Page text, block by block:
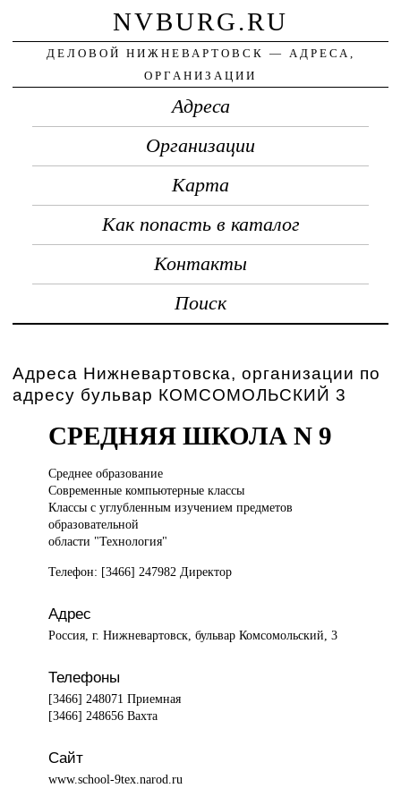
NVBURG.RU
ДЕЛОВОЙ НИЖНЕВАРТОВСК — АДРЕСА,
ОРГАНИЗАЦИИ
Адреса
Организации
Карта
Как попасть в каталог
Контакты
Поиск
Адреса Нижневартовска, организации по
адресу бульвар КОМСОМОЛЬСКИЙ 3
СРЕДНЯЯ ШКОЛА N 9
Среднее образование
Современные компьютерные классы
Классы с углубленным изучением предметов
образовательной
области "Технология"
Телефон: [3466] 247982 Директор
Адрес
Россия, г. Нижневартовск, бульвар Комсомольский, 3
Телефоны
[3466] 248071 Приемная
[3466] 248656 Вахта
Сайт
www.school-9tex.narod.ru